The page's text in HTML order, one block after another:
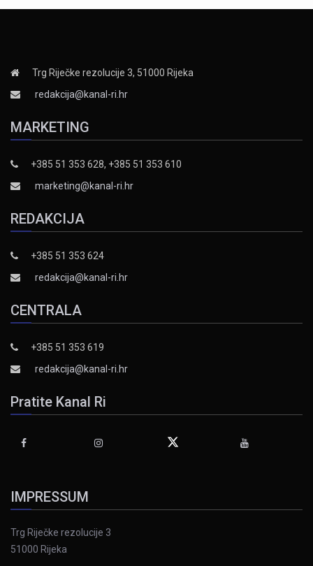
Trg Riječke rezolucije 3, 51000 Rijeka
redakcija@kanal-ri.hr
MARKETING
+385 51 353 628, +385 51 353 610
marketing@kanal-ri.hr
REDAKCIJA
+385 51 353 624
redakcija@kanal-ri.hr
CENTRALA
+385 51 353 619
redakcija@kanal-ri.hr
Pratite Kanal Ri
IMPRESSUM
Trg Riječke rezolucije 3
51000 Rijeka